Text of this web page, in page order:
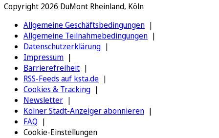
Copyright 2026 DuMont Rheinland, Köln
Allgemeine Geschäftsbedingungen
Allgemeine Teilnahmebedingungen
Datenschutzerklärung
Impressum
Barrierefreiheit
RSS-Feeds auf ksta.de
Cookies & Tracking
Newsletter
Kölner Stadt-Anzeiger abonnieren
FAQ
Cookie-Einstellungen